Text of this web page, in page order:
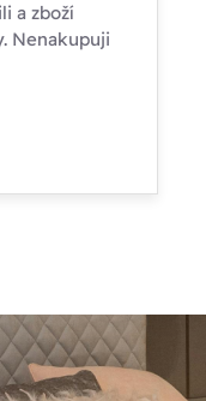
a zboží
Nenakupuji